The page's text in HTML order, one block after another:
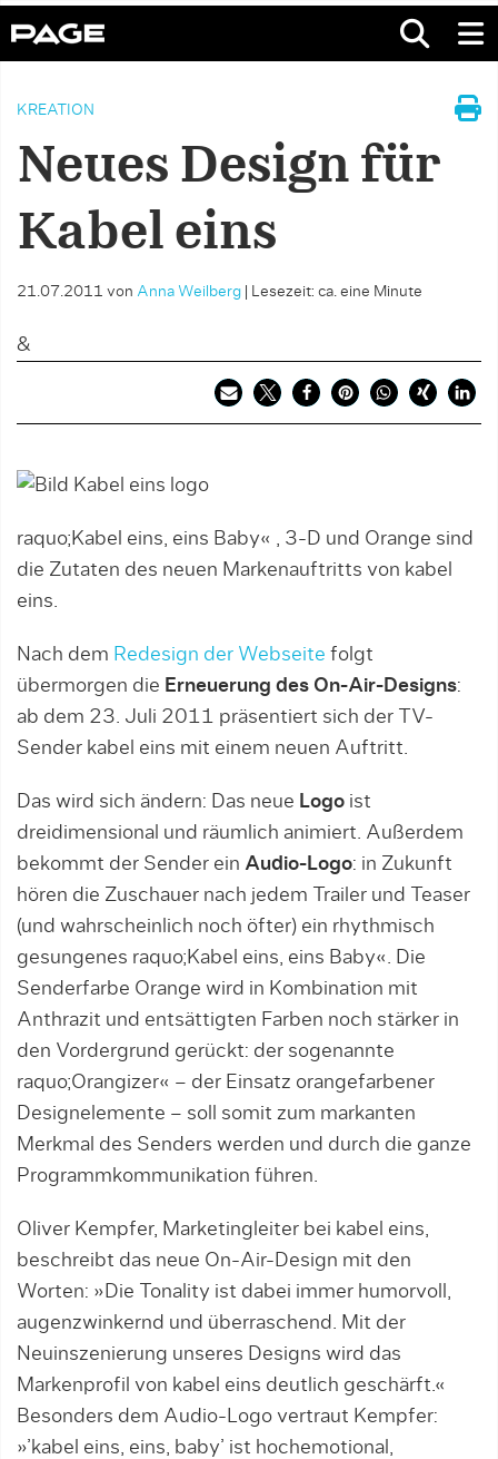
KREATION
Neues Design für
Kabel eins
21.07.2011 von Anna Weilberg Lesezeit: ca. eine Minute
&
raquo;Kabel eins, eins Baby« , 3-D und Orange sind
die Zutaten des neuen Markenauftritts von kabel
eins.
Nach dem Redesign der Webseite folgt
übermorgen die Erneuerung des On-Air-Designs:
ab dem 23. Juli 2011 präsentiert sich der TV-
Sender kabel eins mit einem neuen Auftritt.
Das wird sich ändern: Das neue Logo ist
dreidimensional und räumlich animiert. Außerdem
bekommt der Sender ein Audio-Logo: in Zukunft
hören die Zuschauer nach jedem Trailer und Teaser
(und wahrscheinlich noch öfter) ein rhythmisch
gesungenes raquo;Kabel eins, eins Baby«. Die
Senderfarbe Orange wird in Kombination mit
Anthrazit und entsättigten Farben noch stärker in
den Vordergrund gerückt: der sogenannte
raquo;Orangizer« – der Einsatz orangefarbener
Designelemente – soll somit zum markanten
Merkmal des Senders werden und durch die ganze
Programmkommunikation führen.
Oliver Kempfer, Marketingleiter bei kabel eins,
beschreibt das neue On-Air-Design mit den
Worten: »Die Tonality ist dabei immer humorvoll,
augenzwinkernd und überraschend. Mit der
Neuinszenierung unseres Designs wird das
Markenprofil von kabel eins deutlich geschärft.«
Besonders dem Audio-Logo vertraut Kempfer:
»’kabel eins, eins, baby’ ist hochemotional,